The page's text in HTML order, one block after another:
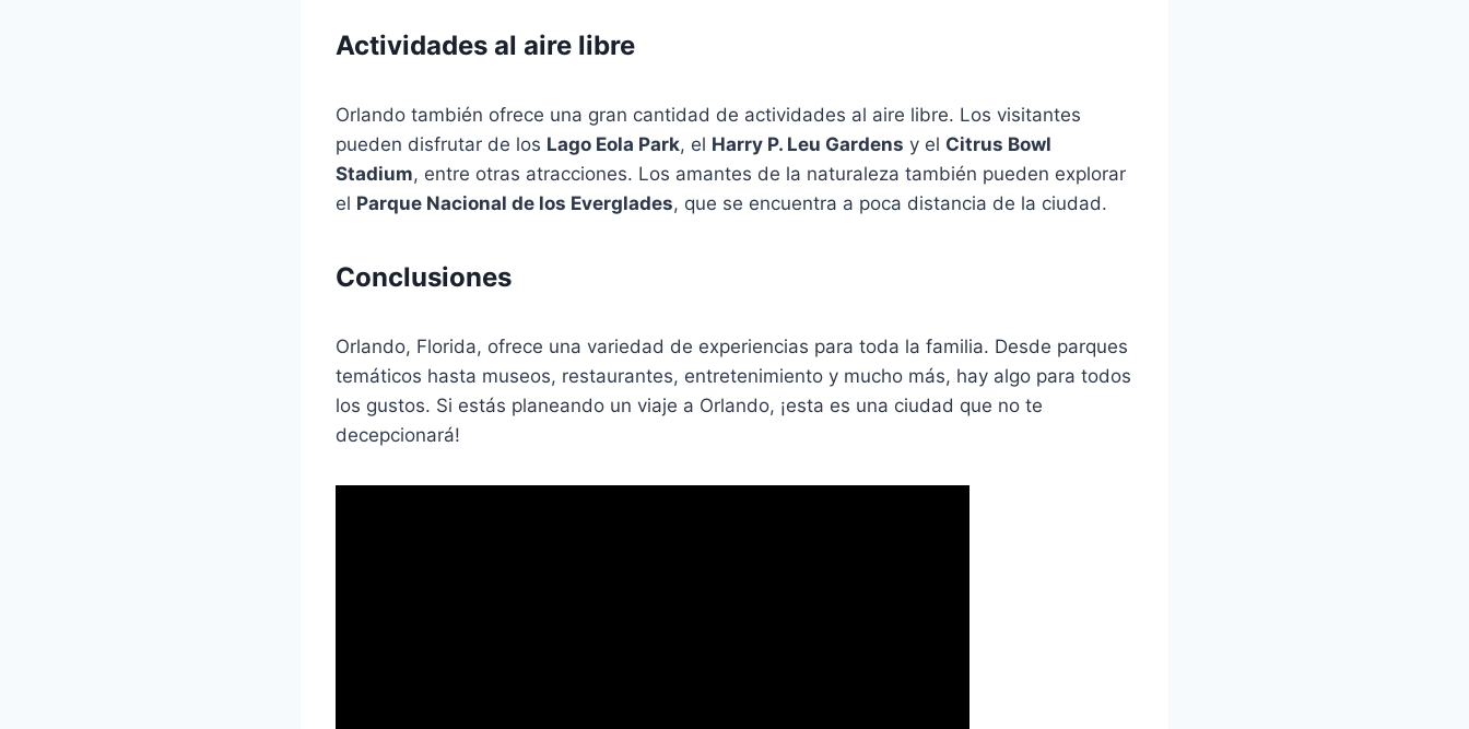
Actividades al aire libre
Orlando también ofrece una gran cantidad de actividades al aire libre. Los visitantes
pueden disfrutar de los Lago Eola Park, el Harry P. Leu Gardens y el Citrus Bowl
Stadium, entre otras atracciones. Los amantes de la naturaleza también pueden explorar
el Parque Nacional de los Everglades, que se encuentra a poca distancia de la ciudad.
Conclusiones
Orlando, Florida, ofrece una variedad de experiencias para toda la familia. Desde parques
temáticos hasta museos, restaurantes, entretenimiento y mucho más, hay algo para todos
los gustos. Si estás planeando un viaje a Orlando, ¡esta es una ciudad que no te
decepcionará!